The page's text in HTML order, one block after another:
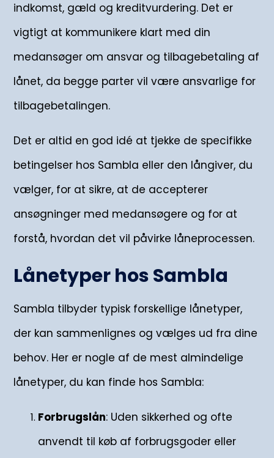
indkomst, gæld og kreditvurdering. Det er
vigtigt at kommunikere klart med din
medansøger om ansvar og tilbagebetaling af
lånet, da begge parter vil være ansvarlige for
tilbagebetalingen.
Det er altid en god idé at tjekke de specifikke
betingelser hos Sambla eller den långiver, du
vælger, for at sikre, at de accepterer
ansøgninger med medansøgere og for at
forstå, hvordan det vil påvirke låneprocessen.
Lånetyper hos Sambla
Sambla tilbyder typisk forskellige lånetyper,
der kan sammenlignes og vælges ud fra dine
behov. Her er nogle af de mest almindelige
lånetyper, du kan finde hos Sambla:
Forbrugslån: Uden sikkerhed og ofte
anvendt til køb af forbrugsgoder eller